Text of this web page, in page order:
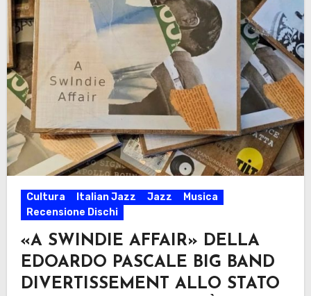
Cultura Italian Jazz Jazz
Musica
Recensione Dischi
«A SWINDIE AFFAIR» DELLA
EDOARDO PASCALE BIG BAND
DIVERTISSEMENT ALLO STATO